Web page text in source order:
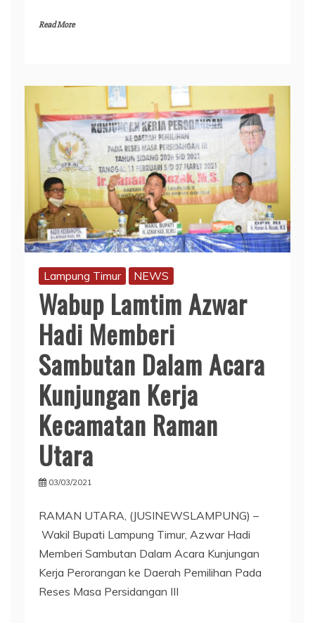
Read More
Lampung Timur NEWS
Wabup Lamtim Azwar
Hadi Memberi
Sambutan Dalam Acara
Kunjungan Kerja
Kecamatan Raman
Utara
03/03/2021
RAMAN UTARA, (JUSINEWSLAMPUNG) –
Wakil Bupati Lampung Timur, Azwar Hadi
Memberi Sambutan Dalam Acara Kunjungan
Kerja Perorangan ke Daerah Pemilihan Pada
Reses Masa Persidangan III